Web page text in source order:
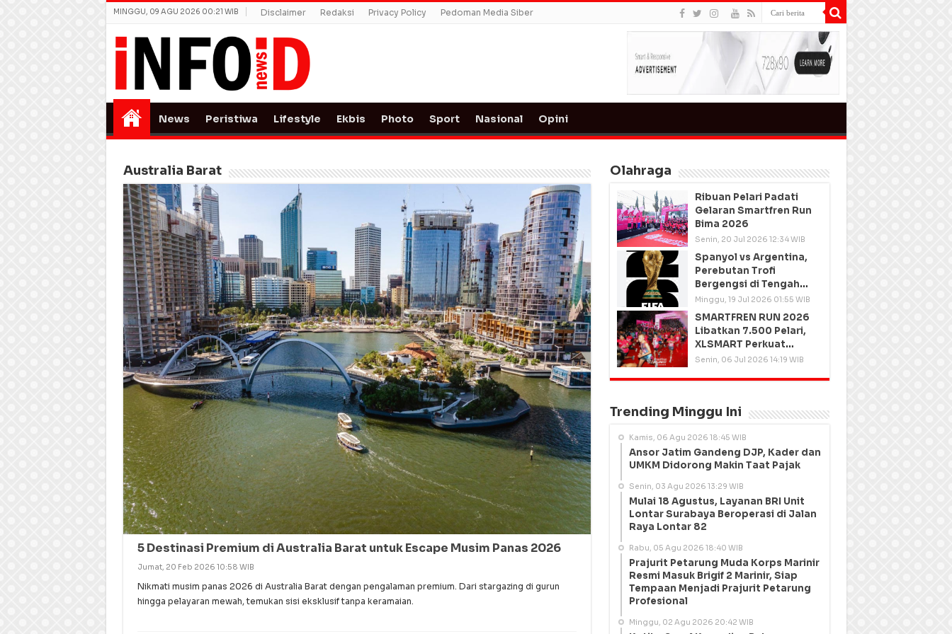
MINGGU, 09 AGU 2026 00:21 WIB Disclaimer Redaksi Privacy Policy Pedoman Media Siber
News Peristiwa Lifestyle Ekbis Photo Sport Nasional Opini
Australia Barat
5 Destinasi Premium di Australia Barat untuk Escape Musim Panas 2026
Jumat, 20 Feb 2026 10:58 WIB
Nikmati musim panas 2026 di Australia Barat dengan pengalaman premium. Dari stargazing di gurun
hingga pelayaran mewah, temukan sisi eksklusif tanpa keramaian.
Olahraga
Ribuan Pelari Padati
Gelaran Smartfren Run
Bima 2026
Senin, 20 Jul 2026 12:34 WIB
Spanyol vs Argentina,
Perebutan Trofi
Bergengsi di Tengah
Semangat Persatuan
Minggu, 19 Jul 2026 01:55 WIB
SMARTFREN RUN 2026
Libatkan 7.500 Pelari,
XLSMART Perkuat
Kedekatan dengan
Senin, 06 Jul 2026 14:19 WIB
Trending Minggu Ini
Kamis, 06 Agu 2026 18:45 WIB
Ansor Jatim Gandeng DJP, Kader dan
UMKM Didorong Makin Taat Pajak
Senin, 03 Agu 2026 13:29 WIB
Mulai 18 Agustus, Layanan BRI Unit
Lontar Surabaya Beroperasi di Jalan
Raya Lontar 82
Rabu, 05 Agu 2026 18:40 WIB
Prajurit Petarung Muda Korps Marinir
Resmi Masuk Brigif 2 Marinir, Siap
Tempaan Menjadi Prajurit Petarung
Profesional
Minggu, 02 Agu 2026 20:42 WIB